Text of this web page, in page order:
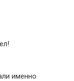
именно